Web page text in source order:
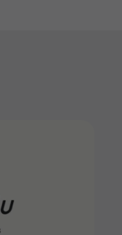
はあまり向かないよね